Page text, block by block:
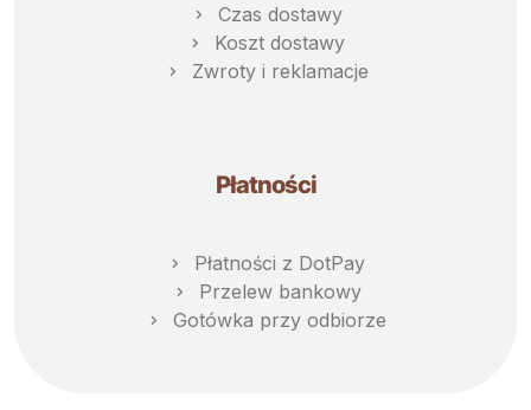
Czas dostawy
Koszt dostawy
Zwroty i reklamacje
Płatności
Płatności z DotPay
Przelew bankowy
Gotówka przy odbiorze